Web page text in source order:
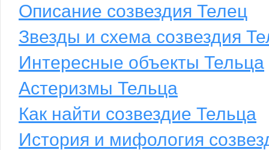
Описание созвездия Телец
Звезды и схема созвездия
Интересные объекты Тельца
Астеризмы Тельца
Как найти созвездие Тельца
История и мифология